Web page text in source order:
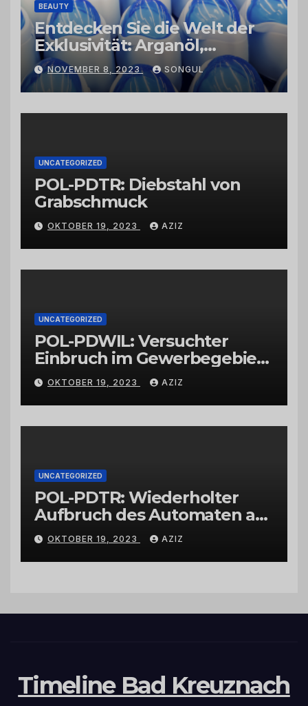
BEAUTY
Entdecken Sie die Welt der
Exklusivität: Arganöl,
Kaktusfeigenkernöl und
Schwarzkümmelöl von
vertrauenswürdigen
Großhändlern und Anbietern
NOVEMBER 8, 2023 SONGUL
UNCATEGORIZED
POL-PDTR: Diebstahl von
Grabschmuck
OKTOBER 19, 2023 AZIZ
UNCATEGORIZED
POL-PDWIL: Versuchter
Einbruch im Gewerbegebiet
Wittlich
OKTOBER 19, 2023 AZIZ
UNCATEGORIZED
POL-PDTR: Wiederholter
Aufbruch des Automaten am
Wohnmobilstellplatz in
Hermeskeil am Labachweg
OKTOBER 19, 2023 AZIZ
Timeline Bad Kreuznach